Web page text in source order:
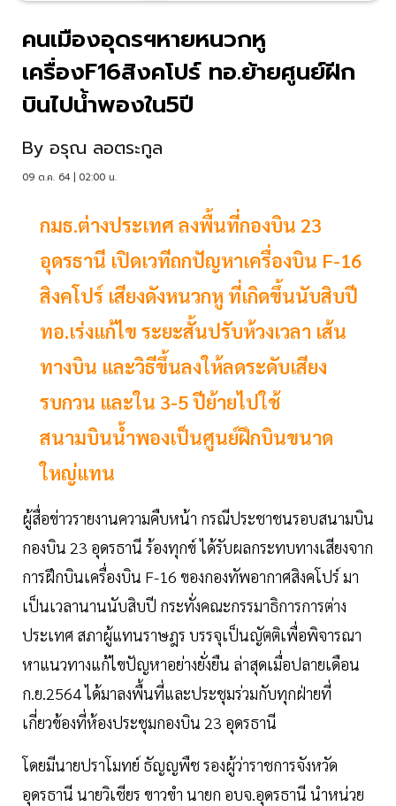
คนเมืองอุดรฯหายหนวกหู
เครื่องF16สิงคโปร์ ทอ.ย้ายศูนย์ฝีก
บินไปน้ำพองใน5ปี
By อรุณ ลอตระกูล
09 ต.ค. 64 | 02:00 น.
กมธ.ต่างประเทศ ลงพื้นที่กองบิน 23
อุดรธานี เปิดเวทีถกปัญหาเครื่องบิน F-16
สิงคโปร์ เสียงดังหนวกหู ที่เกิดขึ้นนับสิบปี
ทอ.เร่งแก้ไข ระยะสั้นปรับห้วงเวลา เส้น
ทางบิน และวิธีขึ้นลงให้ลดระดับเสียง
รบกวน และใน 3-5 ปีย้ายไปใช้
สนามบินน้ำพองเป็นศูนย์ฝึกบินขนาด
ใหญ่แทน
ผู้สื่อข่าวรายงานความคืบหน้า กรณีประชาชนรอบสนามบิน
กองบิน 23 อุดรธานี ร้องทุกข์ ได้รับผลกระทบทางเสียงจาก
การฝึกบินเครื่องบิน F-16 ของกองทัพอากาศสิงคโปร์ มา
เป็นเวลานานนับสิบปี กระทั่งคณะกรรมาธิการการต่าง
ประเทศ สภาผู้แทนราษฎร บรรจุเป็นญัตติเพื่อพิจารณา
หาแนวทางแก้ไขปัญหาอย่างยั่งยืน ล่าสุดเมื่อปลายเดือน
ก.ย.2564 ได้มาลงพื้นที่และประชุมร่วมกับทุกฝ่ายที่
เกี่ยวข้องที่ห้องประชุมกองบิน 23 อุดรธานี
โดยมีนายปราโมทย์ ธัญญพืช รองผู้ว่าราชการจังหวัด
อุดรธานี นายวิเชียร ขาวขำ นายก อบจ.อุดรธานี นำหน่วย